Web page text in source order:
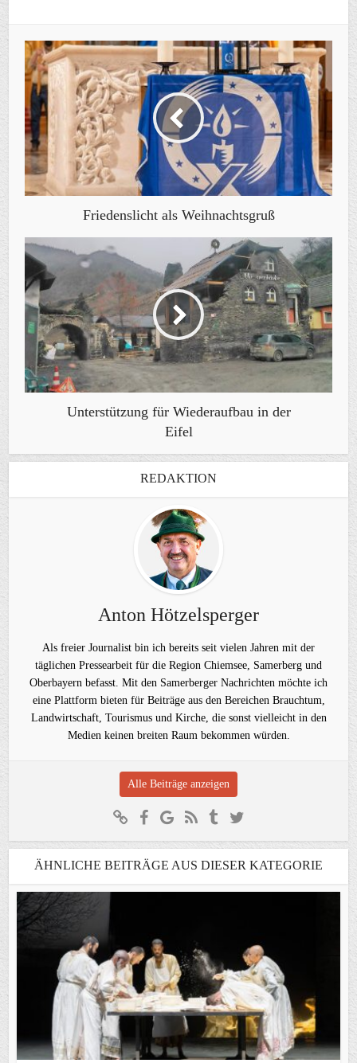
Friedenslicht als Weihnachtsgruß
Unterstützung für Wiederaufbau in der
Eifel
REDAKTION
Anton Hötzelsperger
Als freier Journalist bin ich bereits seit vielen Jahren mit der
täglichen Pressearbeit für die Region Chiemsee, Samerberg und
Oberbayern befasst. Mit den Samerberger Nachrichten möchte ich
eine Plattform bieten für Beiträge aus den Bereichen Brauchtum,
Landwirtschaft, Tourismus und Kirche, die sonst vielleicht in den
Medien keinen breiten Raum bekommen würden.
Alle Beiträge anzeigen
ÄHNLICHE BEITRÄGE AUS DIESER KATEGORIE